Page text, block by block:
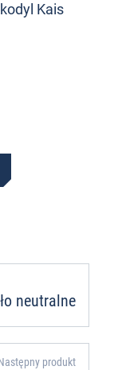
Kais
neutralne
produkt